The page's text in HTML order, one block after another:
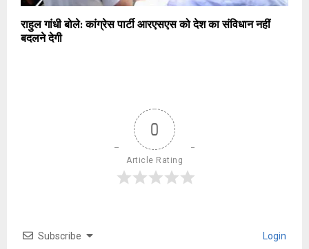
राहुल गांधी बोले: कांग्रेस पार्टी आरएसएस को देश का संविधान नहीं
बदलने देगी
0
Article Rating
Subscribe Login